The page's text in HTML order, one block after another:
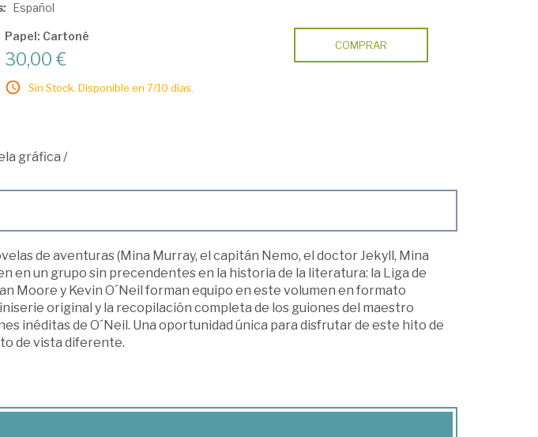
Español
Papel: Cartoné
30,00 €
Sin Stock. Disponible en 7/10 días.
COMPRAR
gráfica /
de aventuras (Mina Murray, el capitán Nemo, el doctor Jekyll, Mina
en un grupo sin precendentes en la historia de la literatura: la Liga de
Moore y Kevin O´Neil forman equipo en este volumen en formato
original y la recopilación completa de los guiones del maestro
inéditas de O´Neil. Una oportunidad única para disfrutar de este hito de
de vista diferente.